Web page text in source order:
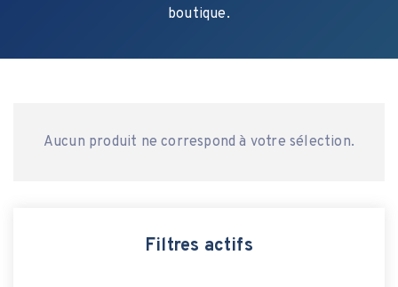
boutique.
Aucun produit ne correspond à votre sélection.
Filtres actifs